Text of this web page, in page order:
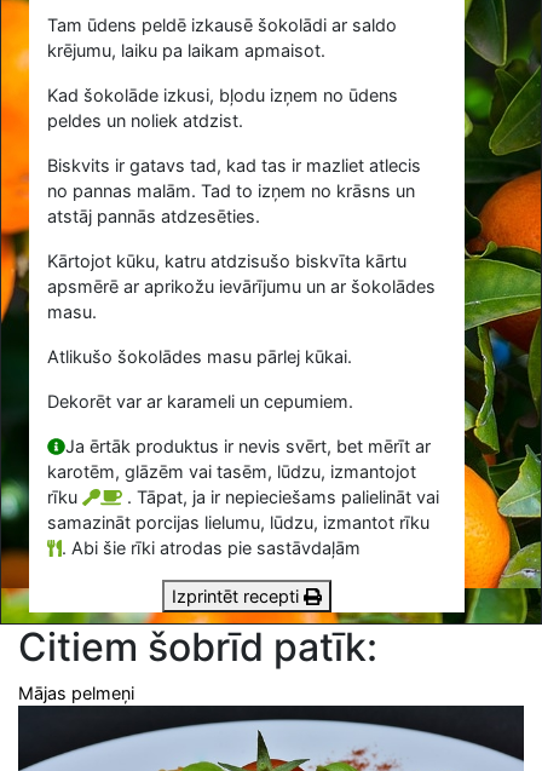
Tam ūdens peldē izkausē šokolādi ar saldo
krējumu, laiku pa laikam apmaisot.
Kad šokolāde izkusi, bļodu izņem no ūdens
peldes un noliek atdzist.
Biskvits ir gatavs tad, kad tas ir mazliet atlecis
no pannas malām. Tad to izņem no krāsns un
atstāj pannās atdzesēties.
Kārtojot kūku, katru atdzisušo biskvīta kārtu
apsmērē ar aprikožu ievārījumu un ar šokolādes
masu.
Atlikušo šokolādes masu pārlej kūkai.
Dekorēt var ar karameli un cepumiem.
Ja ērtāk produktus ir nevis svērt, bet mērīt ar
karotēm, glāzēm vai tasēm, lūdzu, izmantojot
rīku
. Tāpat, ja ir nepieciešams palielināt vai
samazināt porcijas lielumu, lūdzu, izmantot rīku
. Abi šie rīki atrodas pie sastāvdaļām
Izprintēt recepti
Citiem šobrīd patīk:
Mājas pelmeņi